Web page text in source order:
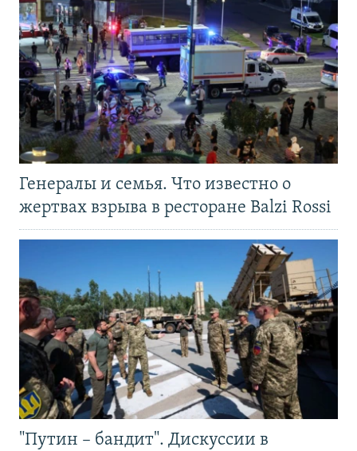
Генералы и семья. Что известно о
жертвах взрыва в ресторане Balzi Rossi
"Путин – бандит". Дискуссии в